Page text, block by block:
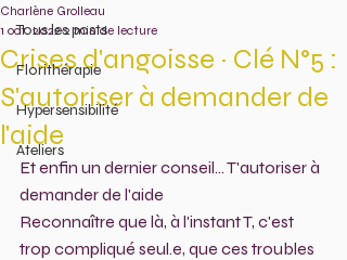
Tous les posts
Florithérapie
Hypersensibilité
Ateliers
Crises d'angoisse ~ Clé N°5 :
S'autoriser à demander de
l'aide
Charlène Grolleau
1 oct. 2022 2 min de lecture
Et enfin un dernier conseil... T'autoriser à
demander de l'aide
Reconnaître que là, à l'instant T, c'est
trop compliqué seul.e, que ces troubles